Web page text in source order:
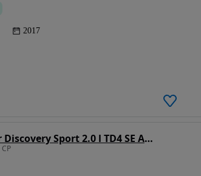
2017
Land Rover Discovery Sport 2.0 l TD4 SE Aut.